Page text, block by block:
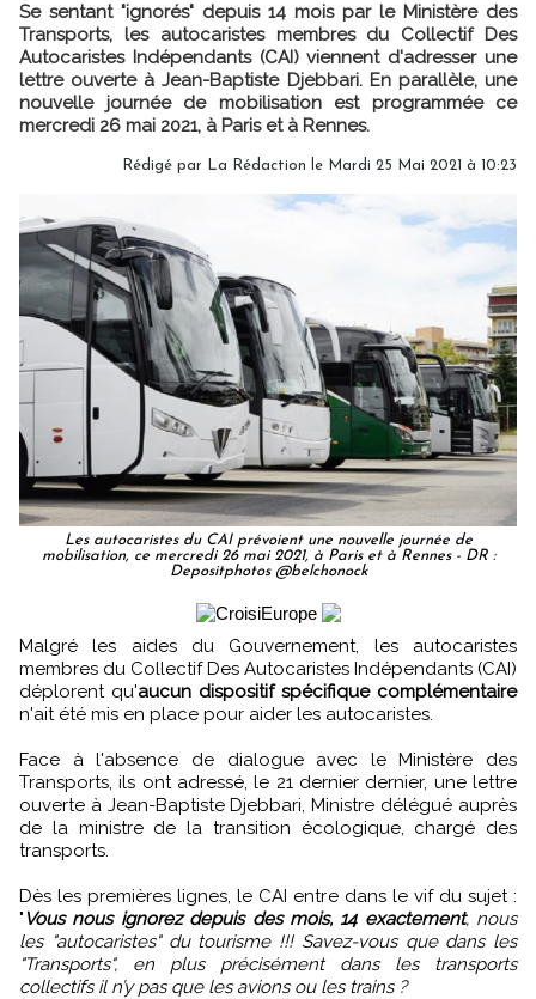
Se sentant "ignorés" depuis 14 mois par le Ministère des
Transports, les autocaristes membres du Collectif Des
Autocaristes Indépendants (CAI) viennent d'adresser une
lettre ouverte à Jean-Baptiste Djebbari. En parallèle, une
nouvelle journée de mobilisation est programmée ce
mercredi 26 mai 2021, à Paris et à Rennes.
Rédigé par La Rédaction le Mardi 25 Mai 2021 à 10:23
Les autocaristes du CAI prévoient une nouvelle journée de
mobilisation, ce mercredi 26 mai 2021, à Paris et à Rennes - DR :
Depositphotos @belchonock
Malgré les aides du Gouvernement, les autocaristes
membres du Collectif Des Autocaristes Indépendants (CAI)
déplorent qu'aucun dispositif spécifique complémentaire
n'ait été mis en place pour aider les autocaristes.
Face à l'absence de dialogue avec le Ministère des
Transports, ils ont adressé, le 21 dernier dernier, une lettre
ouverte à Jean-Baptiste Djebbari, Ministre délégué auprès
de la ministre de la transition écologique, chargé des
transports.
Dès les premières lignes, le CAI entre dans le vif du sujet :
" Vous nous ignorez depuis des mois, 14 exactement, nous
les "autocaristes" du tourisme !!! Savez-vous que dans les
"Transports", en plus précisément dans les transports
collectifs il n’y pas que les avions ou les trains ?